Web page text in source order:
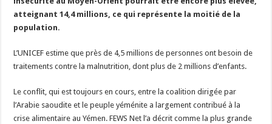
atteignant 14,4 millions, ce qui représente la moitié de la
population.
L’UNICEF estime que près de 4,5 millions de personnes ont besoin de
traitements contre la malnutrition, dont plus de 2 millions d’enfants.
Le conflit, qui est toujours en cours, entre la coalition dirigée par
l’Arabie saoudite et le peuple yéménite a largement contribué à la
crise alimentaire au Yémen. FEWS Net l’a décrit comme la plus grande